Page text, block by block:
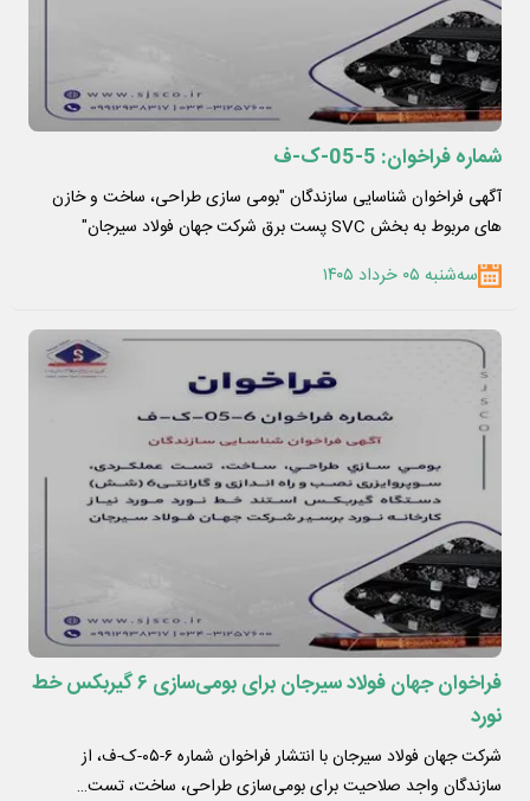
شماره فراخوان: 5-05-ک-ف
آگهی فراخوان شناسایی سازندگان "بومی سازی طراحی، ساخت و خازن
های مربوط به بخش SVC پست برق شرکت جهان فولاد سیرجان"
سه‌شنبه ۰۵ خرداد ۱۴۰۵
فراخوان جهان فولاد سیرجان برای بومی‌سازی ۶ گیربکس خط
نورد
شرکت جهان فولاد سیرجان با انتشار فراخوان شماره ۶-۰۵-ک-ف، از
سازندگان واجد صلاحیت برای بومی‌سازی طراحی، ساخت، تست…